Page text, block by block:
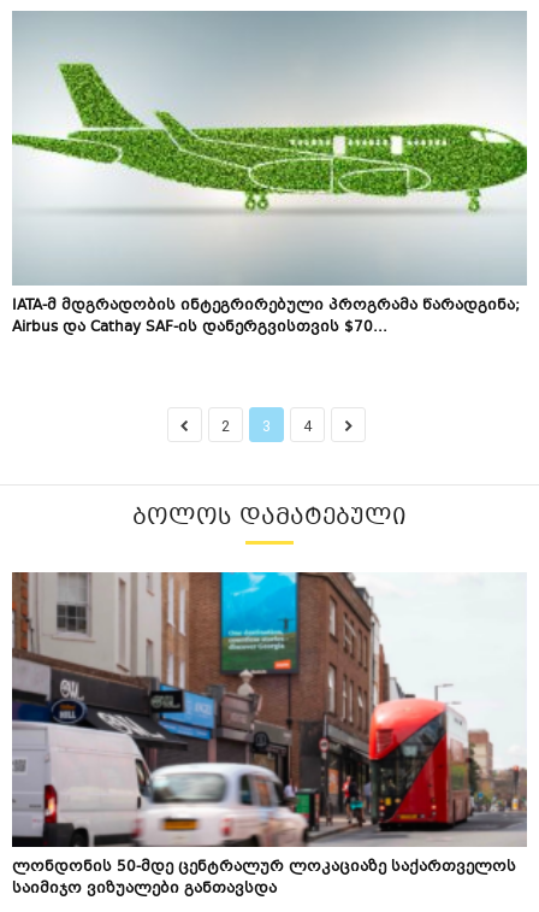
IATA-მ მდგრადობის ინტეგრირებული პროგრამა წარადგინა;
Airbus და Cathay SAF-ის დანერგვისთვის $70...
2 3 4
ᲑᲝᲚᲝᲡ ᲓᲐᲛᲐᲢᲔᲑᲣᲚᲘ
ლონდონის 50-მდე ცენტრალურ ლოკაციაზე საქართველოს
საიმიჯო ვიზუალები განთავსდა